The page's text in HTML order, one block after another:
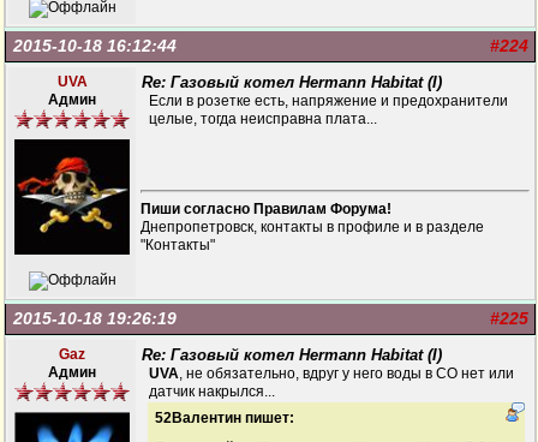
#224
2015-10-18 16:12:44
UVA
Админ
Re: Газовый котел Hermann Habitat (I)
Если в розетке есть, напряжение и предохранители
целые, тогда неисправна плата...
Пиши согласно Правилам Форума!
Днепропетровск, контакты в профиле и в разделе
"Контакты"
#225
2015-10-18 19:26:19
Gaz
Админ
Re: Газовый котел Hermann Habitat (I)
UVA, не обязательно, вдруг у него воды в СО нет или
датчик накрылся...
52Валентин пишет: